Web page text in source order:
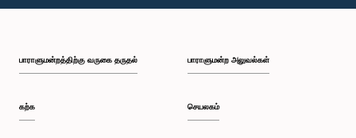
பி.ப. 2:16 - பி.ப. 2:31
பாராளுமன்றத்திற்கு வருகை தருதல்
கற்க
பாராளுமன்ற அலுவல்கள்
செயலகம்